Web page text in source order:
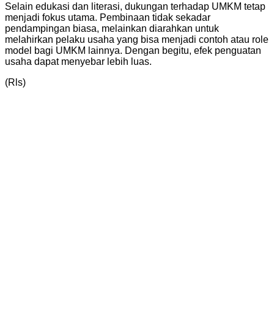
Selain edukasi dan literasi, dukungan terhadap UMKM tetap
menjadi fokus utama. Pembinaan tidak sekadar
pendampingan biasa, melainkan diarahkan untuk
melahirkan pelaku usaha yang bisa menjadi contoh atau role
model bagi UMKM lainnya. Dengan begitu, efek penguatan
usaha dapat menyebar lebih luas.
(Rls)